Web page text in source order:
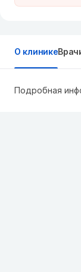
О клинике
Подробная